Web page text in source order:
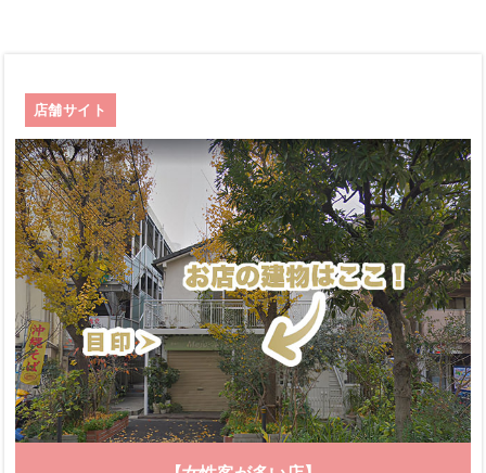
店舗サイト